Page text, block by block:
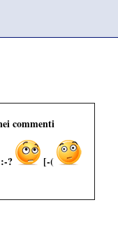
commenti
?
[-(